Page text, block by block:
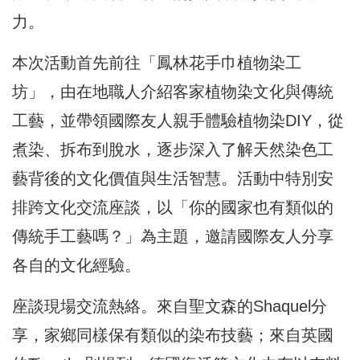
力。
本次活動首先前往「鳳林花手巾植物染工
坊」，由在地職人介紹客家植物染文化與傳統
工藝，並帶領國際友人親手體驗植物染DIY，從
煮染、拆布到脫水，逐步深入了解天然染色工
藝背後的文化價值與生活智慧。活動中特別安
排跨文化交流座談，以「你的國家也有類似的
傳統手工藝嗎？」為主題，邀請國際友人分享
各自的文化經驗。
座談現場交流熱絡。來自聖文森的Shaquel分
享，家鄉同樣保有類似的染布技藝；來自英國